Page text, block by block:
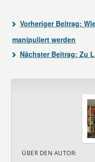
Vorheriger Beitrag:
manipuliert werden
Nächster Beitrag: Zu
ÜBER DEN AUTOR: